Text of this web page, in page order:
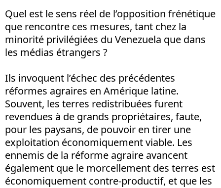
Quel est le sens réel de l’opposition frénétique
que rencontre ces mesures, tant chez la
minorité privilégiées du Venezuela que dans
les médias étrangers ?
Ils invoquent l’échec des précédentes
réformes agraires en Amérique latine.
Souvent, les terres redistribuées furent
revendues à de grands propriétaires, faute,
pour les paysans, de pouvoir en tirer une
exploitation économiquement viable. Les
ennemis de la réforme agraire avancent
également que le morcellement des terres est
économiquement contre-productif, et que les